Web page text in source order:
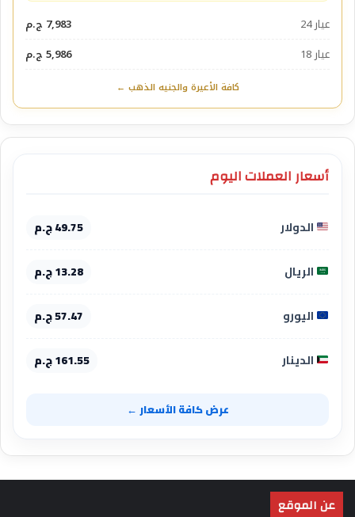
عيار 24
7,983 ج.م
عيار 18
5,986 ج.م
كافة الأعيرة والجنيه الذهب ←
أسعار العملات اليوم
الدولار 49.75 ج.م
الريال 13.28 ج.م
اليورو 57.47 ج.م
الدينار 161.55 ج.م
عرض كافة الأسعار ←
عن الموقع